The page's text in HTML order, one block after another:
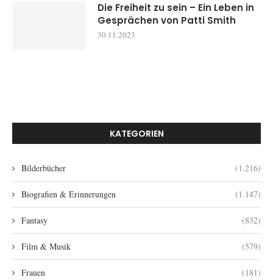
Die Freiheit zu sein – Ein Leben in
Gesprächen von Patti Smith
30.11.2023
KATEGORIEN
Bilderbücher (1.216)
Biografien & Erinnerungen (1.147)
Fantasy (832)
Film & Musik (579)
Frauen (181)